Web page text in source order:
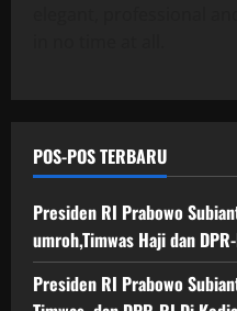
POS-POS TERBARU
Presiden RI Prabowo
umroh,Timwas Haji dan
Presiden RI Prabowo